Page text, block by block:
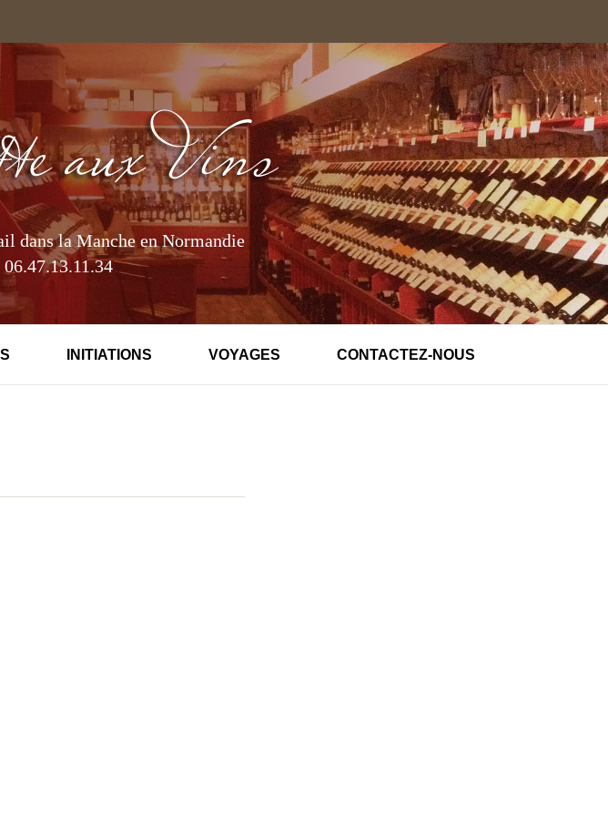
dans la Manche en Normandie
INITIATIONS VOYAGES CONTACTEZ-NOUS